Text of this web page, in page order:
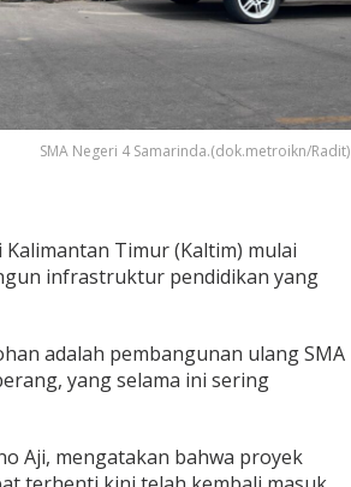
SMA Negeri 4 Samarinda.(dok.metroikn/Radit)
Timur (Kaltim) mulai
infrastruktur pendidikan yang
adalah pembangunan ulang SMA
yang selama ini sering
Aji, mengatakan bahwa proyek